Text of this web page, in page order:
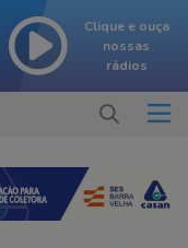
Clique e ouça
nossas
rádios